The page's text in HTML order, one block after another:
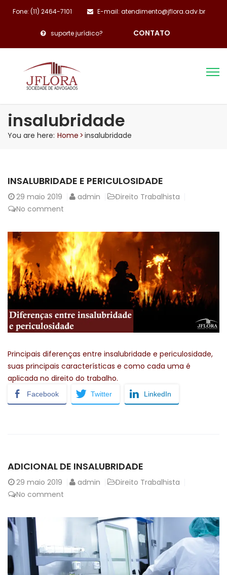
Fone: (11) 2464-7101 E-mail: atendimento@jflora.adv.br
suporte jurídico? CONTATO
insalubridade
You are here: Home >insalubridade
INSALUBRIDADE E PERICULOSIDADE
29 maio 2019 admin
Direito Trabalhista
No comment
Principais diferenças entre insalubridade e periculosidade,
suas principais características e como cada uma é
aplicada no direito do trabalho.
Facebook Twitter LinkedIn
ADICIONAL DE INSALUBRIDADE
29 maio 2019 admin
Direito Trabalhista
No comment